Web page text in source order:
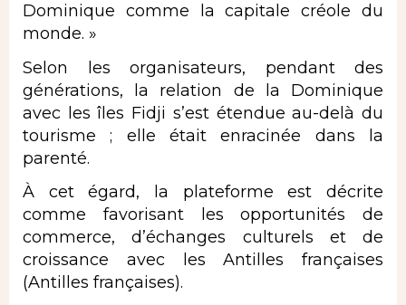
Dominique comme la capitale créole du
monde. »
Selon les organisateurs, pendant des
générations, la relation de la Dominique
avec les îles Fidji s’est étendue au-delà du
tourisme ; elle était enracinée dans la
parenté.
À cet égard, la plateforme est décrite
comme favorisant les opportunités de
commerce, d’échanges culturels et de
croissance avec les Antilles françaises
(Antilles françaises).